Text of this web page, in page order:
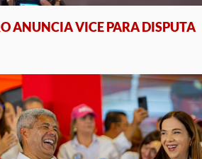
ANUNCIA VICE PARA DISPUTA